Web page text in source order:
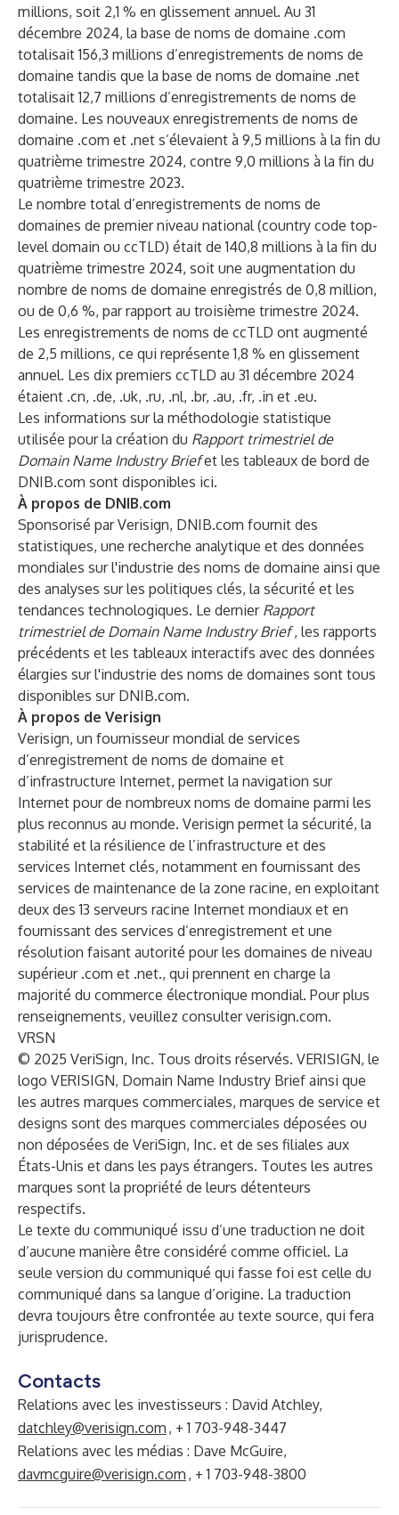
millions, soit 2,1 % en glissement annuel. Au 31
décembre 2024, la base de noms de domaine .com
totalisait 156,3 millions d’enregistrements de noms de
domaine tandis que la base de noms de domaine .net
totalisait 12,7 millions d’enregistrements de noms de
domaine. Les nouveaux enregistrements de noms de
domaine .com et .net s’élevaient à 9,5 millions à la fin du
quatrième trimestre 2024, contre 9,0 millions à la fin du
quatrième trimestre 2023.
Le nombre total d’enregistrements de noms de
domaines de premier niveau national (country code top-
level domain ou ccTLD) était de 140,8 millions à la fin du
quatrième trimestre 2024, soit une augmentation du
nombre de noms de domaine enregistrés de 0,8 million,
ou de 0,6 %, par rapport au troisième trimestre 2024.
Les enregistrements de noms de ccTLD ont augmenté
de 2,5 millions, ce qui représente 1,8 % en glissement
annuel. Les dix premiers ccTLD au 31 décembre 2024
étaient .cn, .de, .uk, .ru, .nl, .br, .au, .fr, .in et .eu.
Les informations sur la méthodologie statistique
utilisée pour la création du Rapport trimestriel de
Domain Name Industry Briefet les tableaux de bord de
DNIB.com sont disponibles ici.
À propos de DNIB.com
Sponsorisé par Verisign, DNIB.com fournit des
statistiques, une recherche analytique et des données
mondiales sur l'industrie des noms de domaine ainsi que
des analyses sur les politiques clés, la sécurité et les
tendances technologiques. Le dernier Rapport
trimestriel de Domain Name Industry Brief, les rapports
précédents et les tableaux interactifs avec des données
élargies sur l'industrie des noms de domaines sont tous
disponibles sur DNIB.com.
À propos de Verisign
Verisign, un fournisseur mondial de services
d’enregistrement de noms de domaine et
d’infrastructure Internet, permet la navigation sur
Internet pour de nombreux noms de domaine parmi les
plus reconnus au monde. Verisign permet la sécurité, la
stabilité et la résilience de l’infrastructure et des
services Internet clés, notamment en fournissant des
services de maintenance de la zone racine, en exploitant
deux des 13 serveurs racine Internet mondiaux et en
fournissant des services d’enregistrement et une
résolution faisant autorité pour les domaines de niveau
supérieur .com et .net., qui prennent en charge la
majorité du commerce électronique mondial. Pour plus
renseignements, veuillez consulterverisign.com.
VRSN
© 2025 VeriSign, Inc. Tous droits réservés. VERISIGN, le
logo VERISIGN, Domain Name Industry Brief ainsi que
les autres marques commerciales, marques de service et
designs sont des marques commerciales déposées ou
non déposées de VeriSign, Inc. et de ses filiales aux
États-Unis et dans les pays étrangers. Toutes les autres
marques sont la propriété de leurs détenteurs
respectifs.
Le texte du communiqué issu d’une traduction ne doit
d’aucune manière être considéré comme officiel. La
seule version du communiqué qui fasse foi est celle du
communiqué dans sa langue d’origine. La traduction
devra toujours être confrontée au texte source, qui fera
jurisprudence.
Contacts
Relations avec les investisseurs : David Atchley,
datchley@verisign.com , + 1 703-948-3447
Relations avec les médias : Dave McGuire,
davmcguire@verisign.com , + 1 703-948-3800